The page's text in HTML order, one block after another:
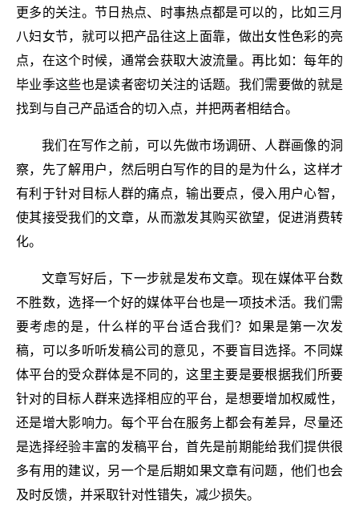
更多的关注。节日热点、时事热点都是可以的，比如三月
八妇女节，就可以把产品往这上面靠，做出女性色彩的亮
点，在这个时候，通常会获取大波流量。再比如：每年的
毕业季这些也是读者密切关注的话题。我们需要做的就是
找到与自己产品适合的切入点，并把两者相结合。
我们在写作之前，可以先做市场调研、人群画像的洞
察，先了解用户，然后明白写作的目的是为什么，这样才
有利于针对目标人群的痛点，输出要点，侵入用户心智，
使其接受我们的文章，从而激发其购买欲望，促进消费转
化。
文章写好后，下一步就是发布文章。现在媒体平台数
不胜数，选择一个好的媒体平台也是一项技术活。我们需
要考虑的是，什么样的平台适合我们？如果是第一次发
稿，可以多听听发稿公司的意见，不要盲目选择。不同媒
体平台的受众群体是不同的，这里主要是要根据我们所要
针对的目标人群来选择相应的平台，是想要增加权威性，
还是增大影响力。每个平台在服务上都会有差异，尽量还
是选择经验丰富的发稿平台，首先是前期能给我们提供很
多有用的建议，另一个是后期如果文章有问题，他们也会
及时反馈，并采取针对性错失，减少损失。